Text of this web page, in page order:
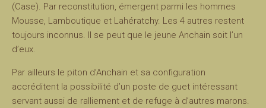
(Case). Par reconstitution, émergent parmi les hommes
Mousse, Lamboutique et Lahératchy. Les 4 autres restent
toujours inconnus. Il se peut que le jeune Anchain soit l’un
d’eux.
Par ailleurs le piton d’Anchain et sa configuration
accréditent la possibilité d’un poste de guet intéressant
servant aussi de ralliement et de refuge à d’autres marons.